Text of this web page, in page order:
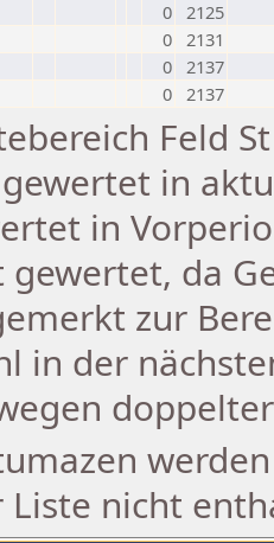
0 2125
0 2131
0 2137
0 2137
Feld
in
in
gewertet, da
zur
in der
Liste nicht